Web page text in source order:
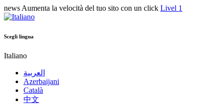
news Aumenta la velocità del tuo sito con un click Livel 1
Scegli lingua
Italiano
العربية
Azerbaijani
Català
中文